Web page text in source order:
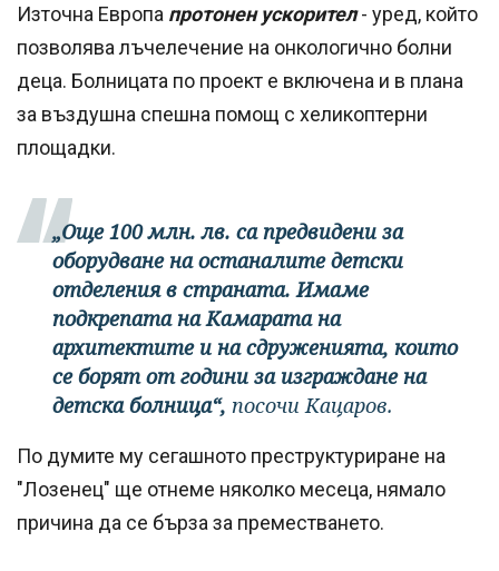
Източна Европа протонен ускорител- уред, който
позволява лъчелечение на онкологично болни
деца. Болницата по проект е включена и в плана
за въздушна спешна помощ с хеликоптерни
площадки.
„Още 100 млн. лв. са предвидени за
оборудване на останалите детски
отделения в страната. Имаме
подкрепата на Камарата на
архитектите и на сдруженията, които
се борят от години за изграждане на
детска болница“, посочи Кацаров.
По думите му сегашното преструктуриране на
"Лозенец" ще отнеме няколко месеца, нямало
причина да се бърза за преместването.